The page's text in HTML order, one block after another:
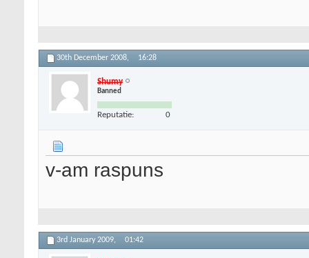
30th December 2008, 16:28
Shumy
Banned
Reputatie: 0
v-am raspuns
3rd January 2009, 01:42